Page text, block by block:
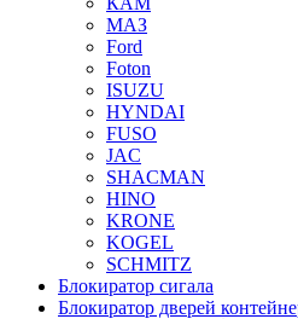
МАЗ
Ford
Foton
ISUZU
HYNDAI
FUSO
JAC
SHACMAN
HINO
KRONE
KOGEL
SCHMITZ
Блокиратор сигала
Блокиратор дверей